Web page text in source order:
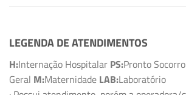
LEGENDA DE ATENDIMENTOS
H:Internação Hospitalar PS:Pronto Socorro
Geral M:Maternidade LAB:Laboratório